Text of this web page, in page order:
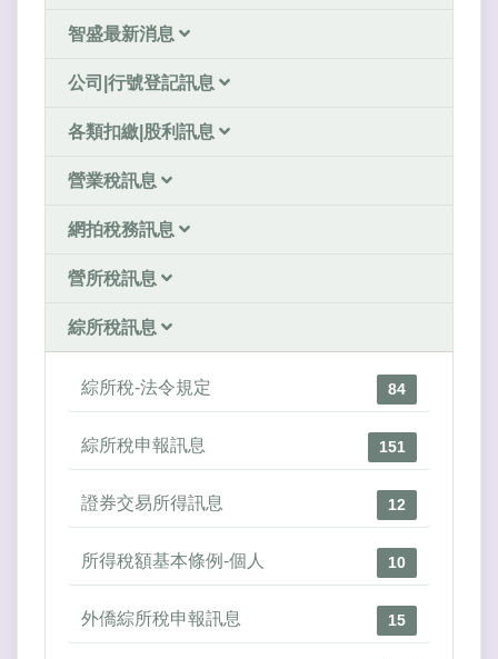
智盛最新消息
公司|行號登記訊息
各類扣繳|股利訊息
營業稅訊息
網拍稅務訊息
營所稅訊息
綜所稅訊息
綜所稅-法令規定 84
綜所稅申報訊息 151
證券交易所得訊息 12
所得稅額基本條例-個人 10
外僑綜所稅申報訊息 15